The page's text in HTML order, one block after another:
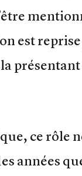
est
ce rôle
années